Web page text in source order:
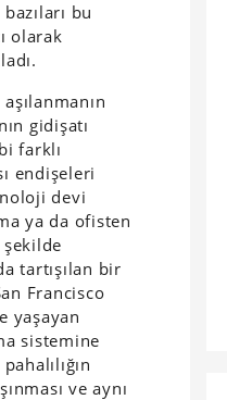
bu
olarak
gidişatı
farklı
endişeleri
devi
ya da ofisten
şekilde
tartışılan bir
Francisco
yaşayan
sistemine
ve aynı